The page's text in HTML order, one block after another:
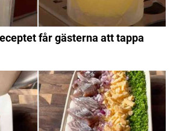
får gästerna att tappa